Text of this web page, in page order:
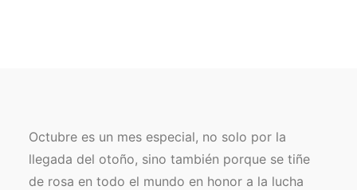
Search
Octubre es un mes especial, no solo por la
llegada del otoño, sino también porque se tiñe
de rosa en todo el mundo en honor a la lucha